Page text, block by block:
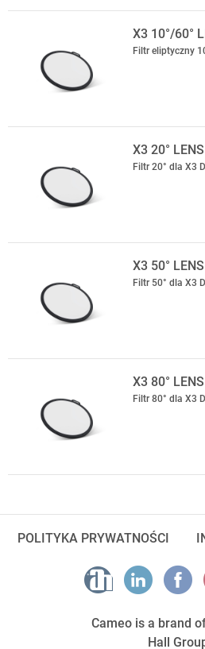
X3 10°/60°
Filtr eliptyczny
X3 20° LENS
Filtr 20° dla X3
X3 50° LENS
Filtr 50° dla X3
X3 80° LENS
Filtr 80° dla X3
POLITYKA PRYWATNOŚCI
Cameo is a brand
Hall